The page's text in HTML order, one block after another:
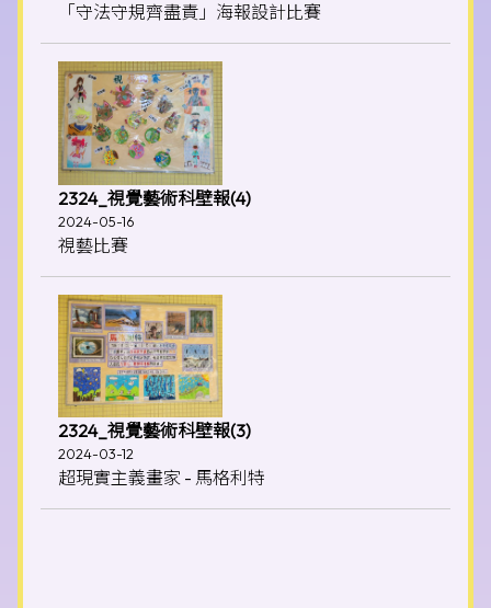
「守法守規齊盡責」海報設計比賽
2324_視覺藝術科壁報(4)
2024-05-16
視藝比賽
2324_視覺藝術科壁報(3)
2024-03-12
超現實主義畫家 - 馬格利特